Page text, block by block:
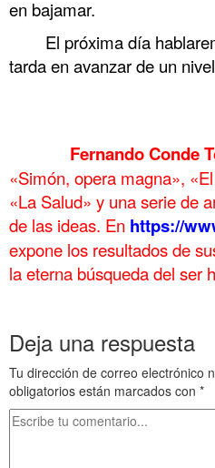
en bajamar.
El próxima día
tarda en avanzar de un
Fernando Conde
«Simón, opera magna»,
«La Salud» y una serie de
de las ideas. En https://
expone los resultados de
la eterna búsqueda del ser
Deja una respuesta
Tu dirección de correo electrónico
obligatorios están marcados con *